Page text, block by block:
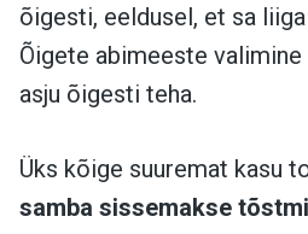
õigesti, eeldusel, et sa
Õigete abimeeste
asju õigesti teha.
Üks kõige suuremat kasu
samba sissemakse